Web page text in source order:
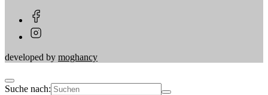
developed by moghancy
Suche nach: